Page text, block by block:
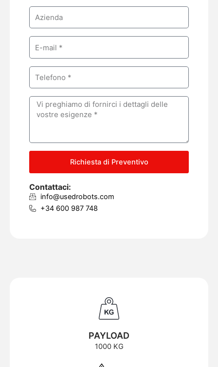
m
m
a
n
a
l
o
e
Richiesta di Preventivo
Contattaci:
info@usedrobots.com
+34 600 987 748
PAYLOAD
1000 KG